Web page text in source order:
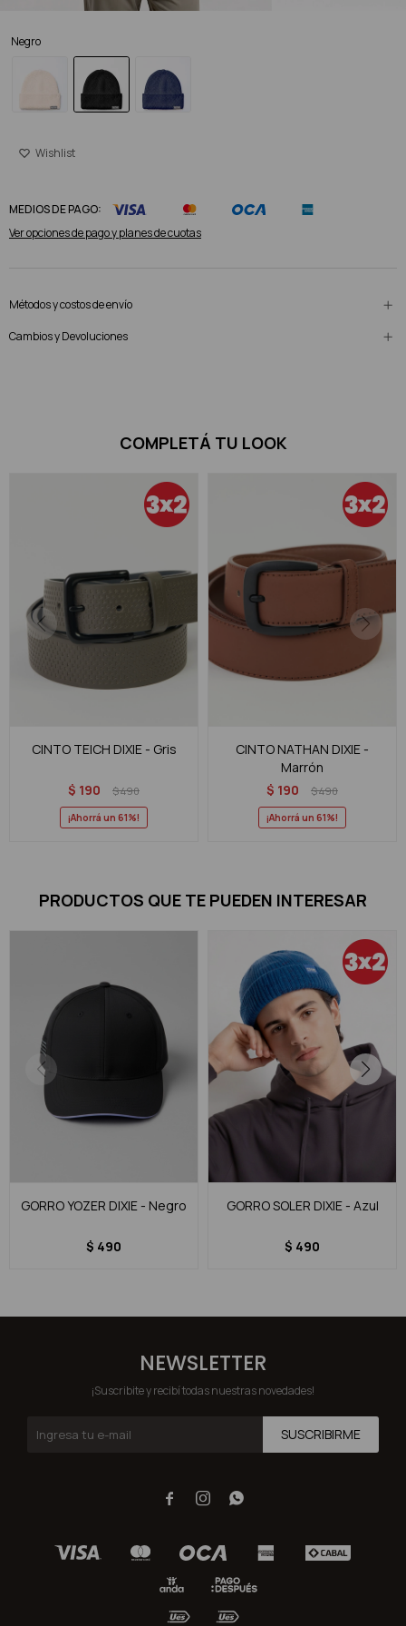
Negro
MEDIOS DE PAGO:
Ver opciones de pago y planes de cuotas
Métodos y costos de envío
Cambios y Devoluciones
COMPLETÁ TU LOOK
CINTO TEICH DIXIE - Gris
$ 190 $490
61
CINTO NATHAN DIXIE -
Marrón
$ 190 $490
61
PRODUCTOS QUE TE PUEDEN INTERESAR
GORRO YOZER DIXIE - Negro
$ 490
GORRO SOLER DIXIE - Azul
$ 490
NEWSLETTER
¡Suscribite y recibí todas nuestras novedades!
SUSCRIBIRME
  